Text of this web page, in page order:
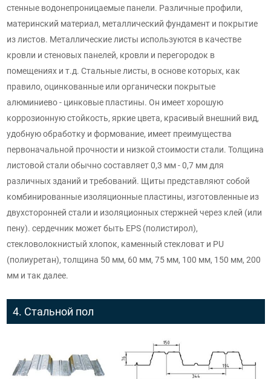
стенные водонепроницаемые панели. Различные профили,
материнский материал, металлический фундамент и покрытие
из листов. Металлические листы используются в качестве
кровли и стеновых панелей, кровли и перегородок в
помещениях и т.д. Стальные листы, в основе которых, как
правило, оцинкованные или органически покрытые
алюминиево - цинковые пластины. Он имеет хорошую
коррозионную стойкость, яркие цвета, красивый внешний вид,
удобную обработку и формование, имеет преимущества
первоначальной прочности и низкой стоимости стали. Толщина
листовой стали обычно составляет 0,3 мм - 0,7 мм для
различных зданий и требований. Щиты представляют собой
комбинированные изоляционные пластины, изготовленные из
двухсторонней стали и изоляционных стержней через клей (или
пену). сердечник может быть EPS (полистирол),
стекловолокнистый хлопок, каменный стекловат и PU
(полиуретан), толщина 50 мм, 60 мм, 75 мм, 100 мм, 150 мм, 200
мм и так далее.
4. Стальной пол